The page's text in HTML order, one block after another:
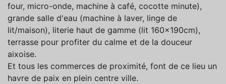
four, micro-onde, machine à café, cocotte minute),
grande salle d'eau (machine à laver, linge de
lit/maison), literie haut de gamme (lit 160x190cm),
terrasse pour profiter du calme et de la douceur
aixoise.
Et tous les commerces de proximité, font de ce lieu un
havre de paix en plein centre ville.